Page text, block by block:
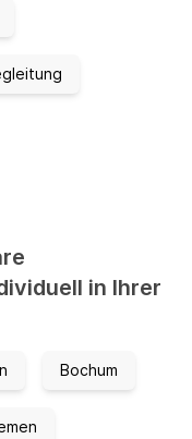
in Ihrer
Bochum